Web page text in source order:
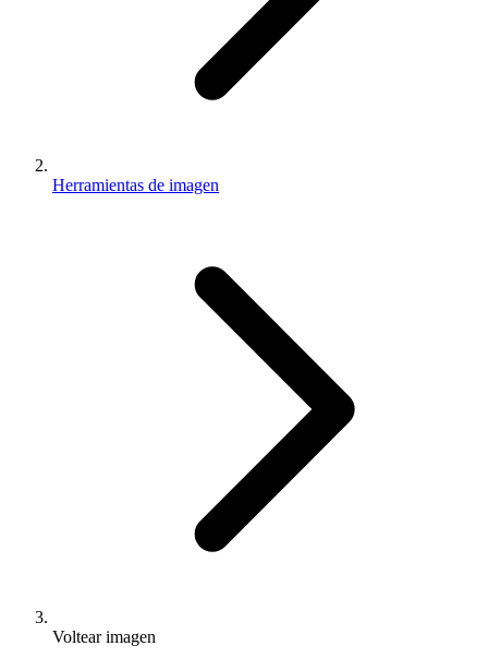
Herramientas de imagen
Voltear imagen